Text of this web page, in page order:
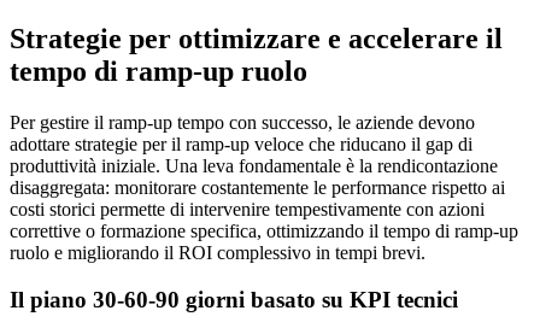
Strategie per ottimizzare e accelerare il
tempo di ramp-up ruolo
Per gestire il ramp-up tempo con successo, le aziende devono
adottare strategie per il ramp-up veloce che riducano il gap di
produttività iniziale. Una leva fondamentale è la rendicontazione
disaggregata: monitorare costantemente le performance rispetto ai
costi storici permette di intervenire tempestivamente con azioni
correttive o formazione specifica, ottimizzando il tempo di ramp-up
ruolo e migliorando il ROI complessivo in tempi brevi.
Il piano 30-60-90 giorni basato su KPI tecnici